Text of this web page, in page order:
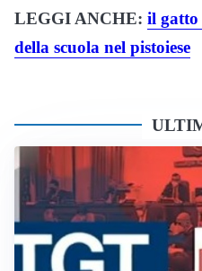
LEGGI ANCHE: il gatto
della scuola nel pistoiese